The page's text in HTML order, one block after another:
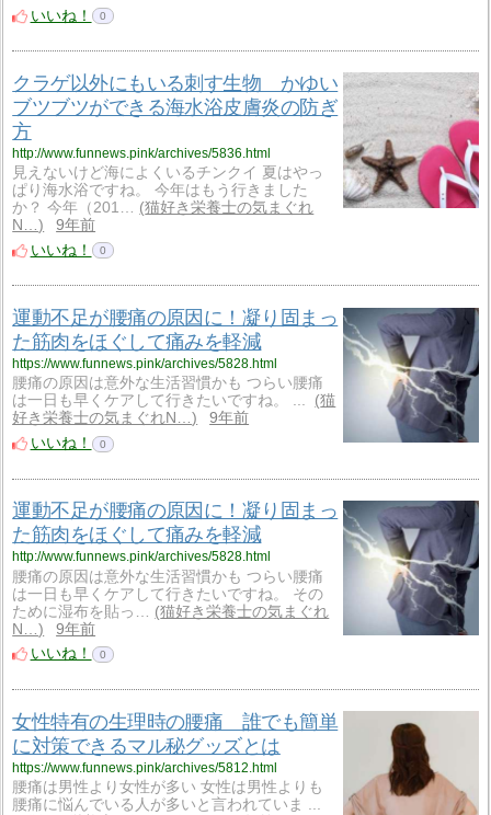
いいね！
0
クラゲ以外にもいる刺す生物 かゆい
ブツブツができる海水浴皮膚炎の防ぎ
方
http://www.funnews.pink/archives/5836.html
見えないけど海によくいるチンクイ 夏はやっ
ぱり海水浴ですね。 今年はもう行きました
か？ 今年（201…
猫好き栄養士の気まぐれ
N…
9年前
いいね！
0
運動不足が腰痛の原因に！凝り固まっ
た筋肉をほぐして痛みを軽減
https://www.funnews.pink/archives/5828.html
腰痛の原因は意外な生活習慣かも つらい腰痛
は一日も早くケアして行きたいですね。 ...
猫
好き栄養士の気まぐれN…
9年前
いいね！
0
運動不足が腰痛の原因に！凝り固まっ
た筋肉をほぐして痛みを軽減
http://www.funnews.pink/archives/5828.html
腰痛の原因は意外な生活習慣かも つらい腰痛
は一日も早くケアして行きたいですね。 その
ために湿布を貼っ…
猫好き栄養士の気まぐれ
N…
9年前
いいね！
0
女性特有の生理時の腰痛 誰でも簡単
に対策できるマル秘グッズとは
https://www.funnews.pink/archives/5812.html
腰痛は男性より女性が多い 女性は男性よりも
腰痛に悩んでいる人が多いと言われていま ...